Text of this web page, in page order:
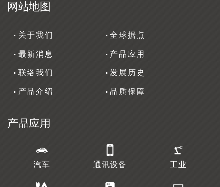
网站地图
关于我们
最新消息
联络我们
产品介绍
全球据点
产品应用
发展历史
品质保障
产品应用
汽车 通讯设备 工业